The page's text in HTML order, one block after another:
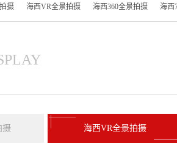
摄 海西VR全景拍摄 海西360全景拍摄 海西
摄 海西VR全景拍摄